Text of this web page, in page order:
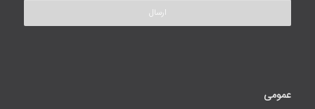
عمومی